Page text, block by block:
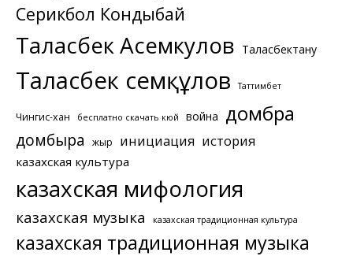
Серикбол Кондыбай
Таласбек Асемкулов Таласбектану
Таласбек Әсемқұлов Таттимбет
Чингис-хан бесплатно скачать кюй война домбра
домбыра жыр инициация история
казахская культура
казахская мифология
казахская музыка казахская традиционная культура
казахская традиционная музыка